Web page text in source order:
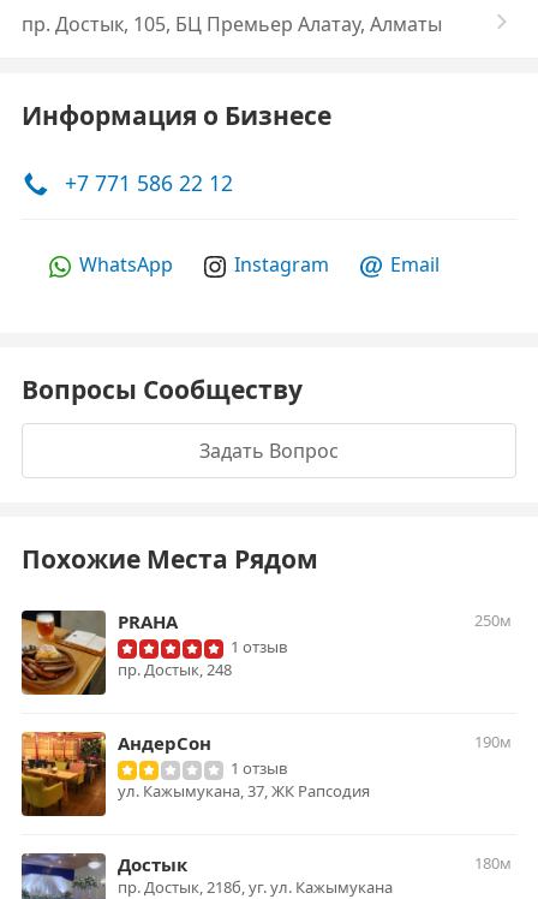
пр. Достык, 105, БЦ Премьер Алатау, Алматы
Информация о Бизнесе
+7 771 586 22 12
WhatsApp Instagram Email
Вопросы Сообществу
Задать Вопрос
Похожие Места Рядом
PRAHA
250м
1 отзыв
пр. Достык, 248
АндерСон
190м
1 отзыв
ул. Кажымукана, 37, ЖК Рапсодия
Достык
180м
пр. Достык, 218б, уг. ул. Кажымукана